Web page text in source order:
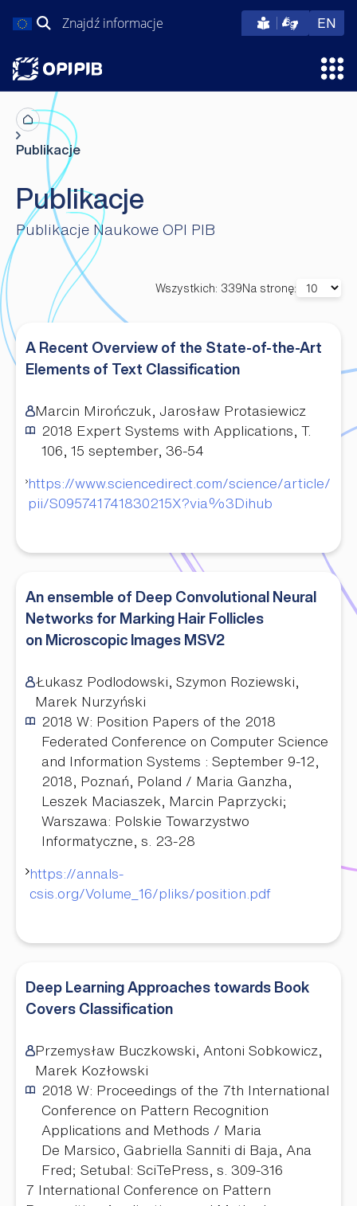
do
Szukaj: EN
Publikacje
Publikacje
Publikacje Naukowe OPI PIB
Wszystkich: 339Na stronę:
A Recent Overview of the State-of-the-Art
Elements of Text Classification
Marcin Mirończuk, Jarosław Protasiewicz
2018 Expert Systems with Applications, T.
106, 15 september, 36-54
https://www.sciencedirect.com/science/article/
pii/S095741741830215X?via%3Dihub
An ensemble of Deep Convolutional Neural
Networks for Marking Hair Follicles
on Microscopic Images MSV2
Łukasz Podlodowski, Szymon Roziewski,
Marek Nurzyński
2018 W: Position Papers of the 2018
Federated Conference on Computer Science
and Information Systems : September 9-12,
2018, Poznań, Poland / Maria Ganzha,
Leszek Maciaszek, Marcin Paprzycki;
Warszawa: Polskie Towarzystwo
Informatyczne, s. 23-28
https://annals-
csis.org/Volume_16/pliks/position.pdf
Deep Learning Approaches towards Book
Covers Classification
Przemysław Buczkowski, Antoni Sobkowicz,
Marek Kozłowski
2018 W: Proceedings of the 7th International
Conference on Pattern Recognition
Applications and Methods / Maria
De Marsico, Gabriella Sanniti di Baja, Ana
Fred; Setubal: SciTePress, s. 309-316
7 International Conference on Pattern